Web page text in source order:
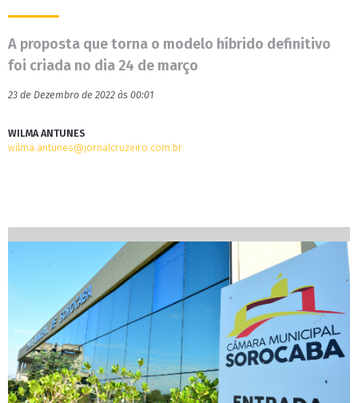
A proposta que torna o modelo híbrido definitivo
foi criada no dia 24 de março
23 de Dezembro de 2022 às 00:01
WILMA ANTUNES
wilma.antunes@jornalcruzeiro.com.br